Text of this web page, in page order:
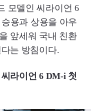
모델인 씨라이언 6
용과 상용을 아우
앞세워 국내 친환
는 방침이다.
라이언 6 DM-i 첫